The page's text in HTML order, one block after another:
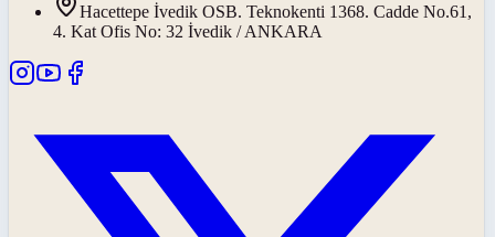
Hacettepe İvedik OSB. Teknokenti 1368. Cadde No.61,
4. Kat Ofis No: 32 İvedik / ANKARA